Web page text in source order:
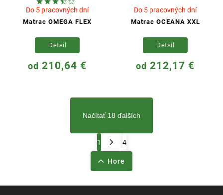
Matrac OMEGA FLEX
Do 5 pracovných dní
od 210,64 €
Detail
Matrac OCEANA XXL
Do 5 pracovných dní
od 212,17 €
Detail
Načítať 18 ďalších
1 4
Hore